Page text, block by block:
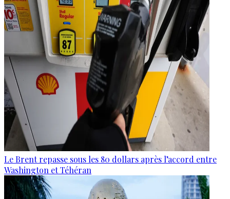
Le Brent repasse sous les 80 dollars après l’accord entre
Washington et Téhéran